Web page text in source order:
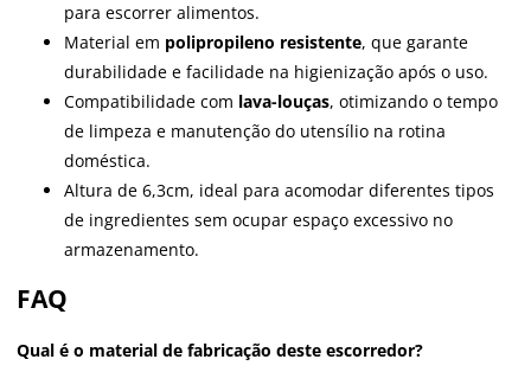
para escorrer alimentos.
Material em polipropileno resistente, que garante
durabilidade e facilidade na higienização após o uso.
Compatibilidade com lava-louças, otimizando o tempo
de limpeza e manutenção do utensílio na rotina
doméstica.
Altura de 6,3cm, ideal para acomodar diferentes tipos
de ingredientes sem ocupar espaço excessivo no
armazenamento.
FAQ
Qual é o material de fabricação deste escorredor?